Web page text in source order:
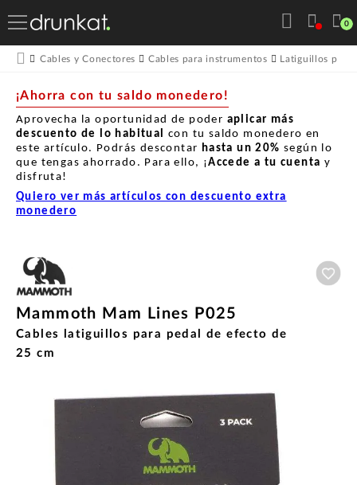
0
Cables y Conectores Cables para instrumentos Latiguillos para
¡Ahorra con tu saldo monedero!
Aprovecha la oportunidad de poder aplicar más
descuento de lo habitual con tu saldo monedero en
este artículo. Podrás descontar hasta un 20% según lo
que tengas ahorrado. Para ello, ¡Accede a tu cuenta y
disfruta!
Quiero ver más artículos con descuento extra
monedero
Mammoth Mam Lines P025
Cables latiguillos para pedal de efecto de
25 cm